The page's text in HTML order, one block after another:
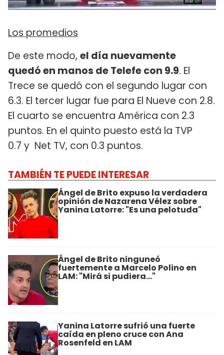
Los promedios
De este modo, el día nuevamente
quedó en manos de Telefe con 9.9. El
Trece se quedó con el segundo lugar con
6.3. El tercer lugar fue para El Nueve con 2.8.
El cuarto se encuentra América con 2.3
puntos. En el quinto puesto está la TVP
0.7 y Net TV, con 0.3 puntos.
TAMBIÉN TE PUEDE INTERESAR
Ángel de Brito expuso la verdadera
opinión de Nazarena Vélez sobre
Yanina Latorre: "Es una pelotuda"
Ángel de Brito ninguneó
fuertemente a Marcelo Polino en
LAM: "Mirá si pudiera..."
Yanina Latorre sufrió una fuerte
caída en pleno cruce con Ana
Rosenfeld en LAM